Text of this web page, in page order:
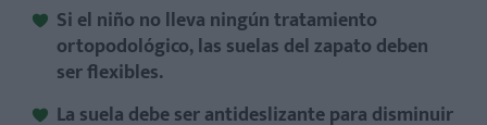
Si el niño no lleva ningún tratamiento
ortopodológico, las suelas del zapato deben
ser flexibles.
La suela debe ser antideslizante para disminuir